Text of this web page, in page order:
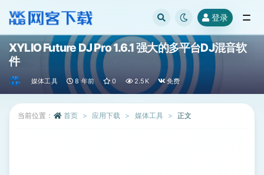
登录
XYLIO Future DJ Pro 1.6.1 强大的多平台DJ混音软
件
媒体工具 8 年前 0 2.5K 免费
当前位置： 首页 应用下载 媒体工具 正文
全部